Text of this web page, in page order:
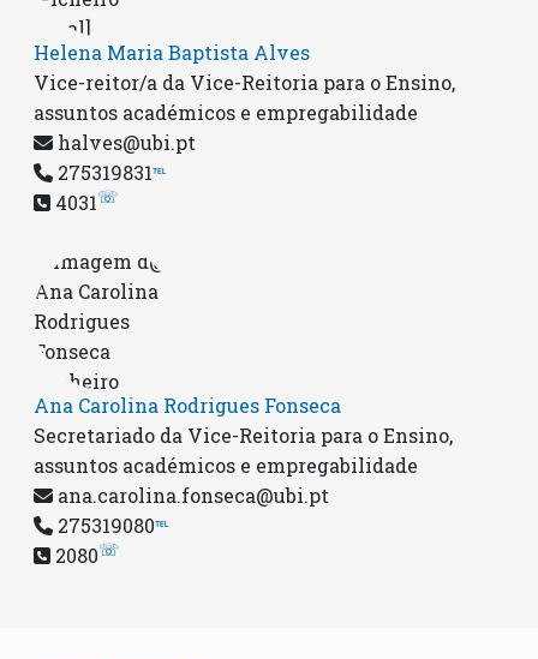
Helena Maria Baptista Alves
Vice-reitor/a da Vice-Reitoria para o Ensino,
assuntos académicos e empregabilidade
halves@ubi.pt
275319831℡
4031☏
Ana Carolina Rodrigues Fonseca
Secretariado da Vice-Reitoria para o Ensino,
assuntos académicos e empregabilidade
ana.carolina.fonseca@ubi.pt
275319080℡
2080☏